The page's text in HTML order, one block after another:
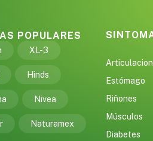
POPULARES
XL-3
Hinds
Nivea
Naturamex
Estómago
Riñones
Músculos
Diabetes